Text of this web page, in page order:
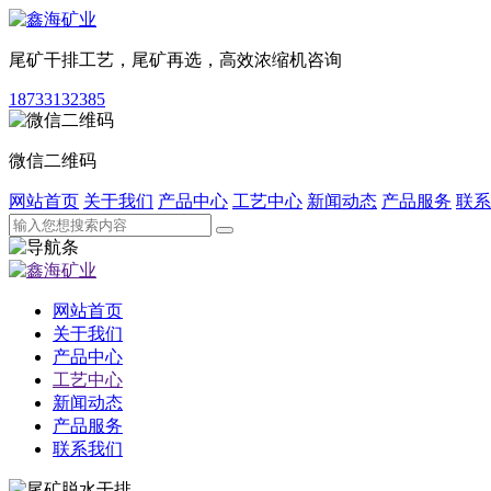
尾矿干排工艺，尾矿再选，高效浓缩机咨询
18733132385
微信二维码
网站首页 关于我们 产品中心 工艺中心 新闻动态 产品服务 联
网站首页
关于我们
产品中心
工艺中心
新闻动态
产品服务
联系我们